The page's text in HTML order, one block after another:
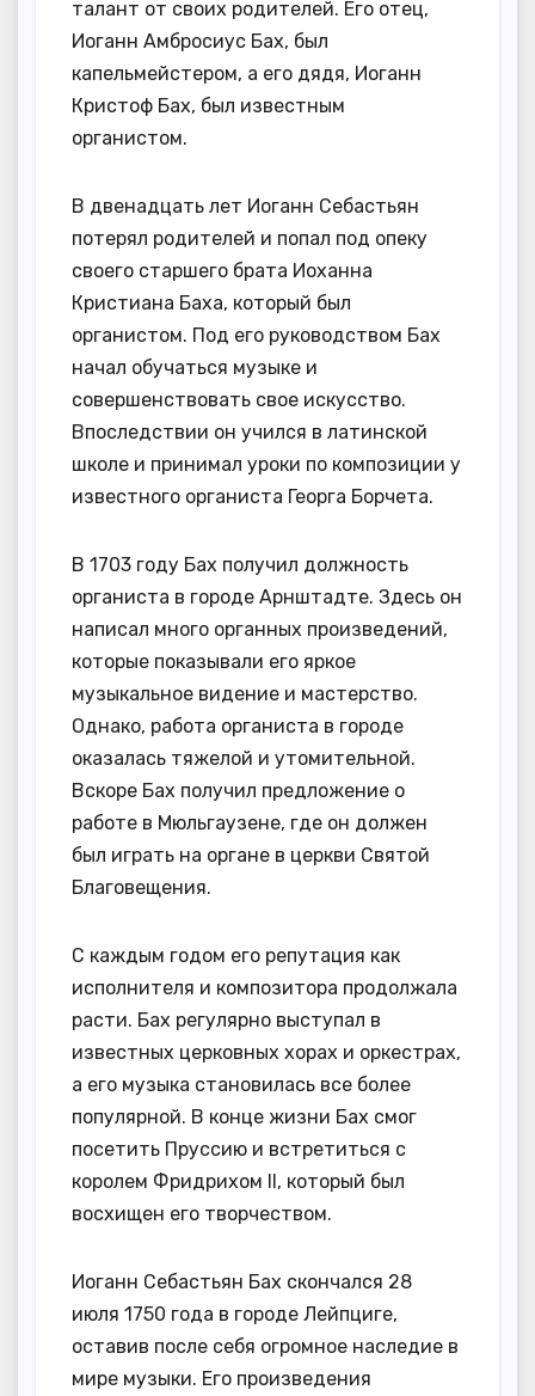
талант от своих родителей. Его отец,
Иоганн Амбросиус Бах, был
капельмейстером, а его дядя, Иоганн
Кристоф Бах, был известным
органистом.
В двенадцать лет Иоганн Себастьян
потерял родителей и попал под опеку
своего старшего брата Иоханна
Кристиана Баха, который был
органистом. Под его руководством Бах
начал обучаться музыке и
совершенствовать свое искусство.
Впоследствии он учился в латинской
школе и принимал уроки по композиции у
известного органиста Георга Борчета.
В 1703 году Бах получил должность
органиста в городе Арнштадте. Здесь он
написал много органных произведений,
которые показывали его яркое
музыкальное видение и мастерство.
Однако, работа органиста в городе
оказалась тяжелой и утомительной.
Вскоре Бах получил предложение о
работе в Мюльгаузене, где он должен
был играть на органе в церкви Святой
Благовещения.
С каждым годом его репутация как
исполнителя и композитора продолжала
расти. Бах регулярно выступал в
известных церковных хорах и оркестрах,
а его музыка становилась все более
популярной. В конце жизни Бах смог
посетить Пруссию и встретиться с
королем Фридрихом II, который был
восхищен его творчеством.
Иоганн Себастьян Бах скончался 28
июля 1750 года в городе Лейпциге,
оставив после себя огромное наследие в
мире музыки. Его произведения